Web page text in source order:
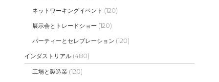
ネットワーキングイベント (120)
展示会とトレードショー (120)
パーティーとセレブレーション (120)
インダストリアル (480)
工場と製造業 (120)